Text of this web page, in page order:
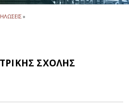
»
ΣΧΟΛΗΣ